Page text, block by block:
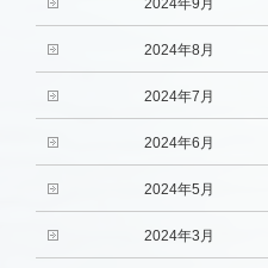
2024年9月
2024年8月
2024年7月
2024年6月
2024年5月
2024年3月